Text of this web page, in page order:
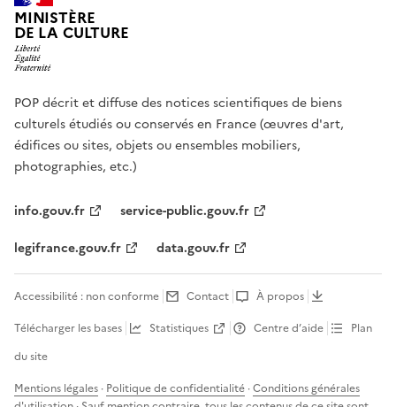
MINISTÈRE
DE LA CULTURE
POP décrit et diffuse des notices scientifiques de biens
culturels étudiés ou conservés en France (œuvres d'art,
édifices ou sites, objets ou ensembles mobiliers,
photographies, etc.)
info.gouv.fr
service-public.gouv.fr
legifrance.gouv.fr
data.gouv.fr
Accessibilité : non conforme Contact
À propos
Télécharger les bases
Statistiques Centre d’aide
Plan
du site
Mentions légales · Politique de confidentialité ·Conditions générales